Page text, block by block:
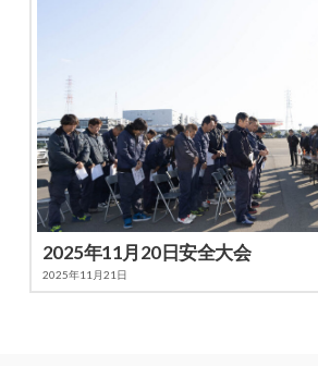
2025年11月20日安全大会
2025年11月21日